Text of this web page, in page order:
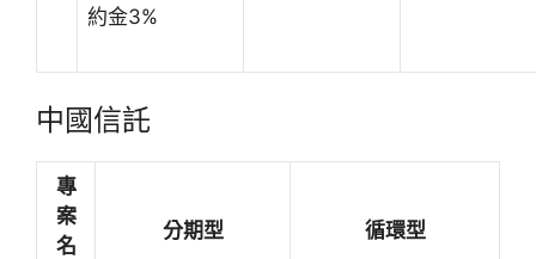
約金3%
中國信託
專
案
名
分期型 循環型